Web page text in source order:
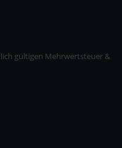
gültigen Mehrwertsteuer &